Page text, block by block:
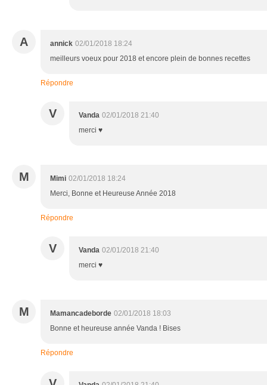
A annick 02/01/2018 18:24
meilleurs voeux pour 2018 et encore plein de bonnes recettes
Répondre
V Vanda 02/01/2018 21:40
merci ♥
M Mimi 02/01/2018 18:24
Merci, Bonne et Heureuse Année 2018
Répondre
V Vanda 02/01/2018 21:40
merci ♥
M Mamancadeborde 02/01/2018 18:03
Bonne et heureuse année Vanda ! Bises
Répondre